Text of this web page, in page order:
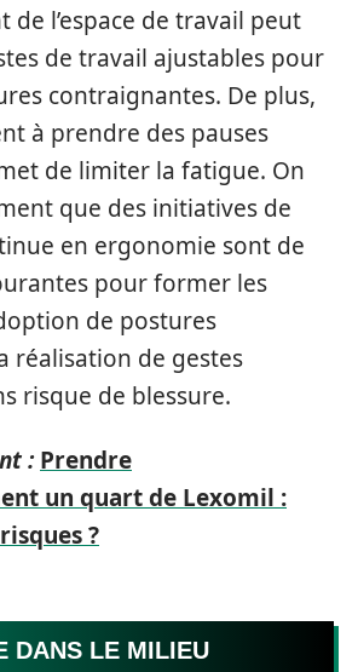
de l’espace de travail peut
de travail ajustables pour
contraignantes. De plus,
à prendre des pauses
de limiter la fatigue. On
que des initiatives de
en ergonomie sont de
pour former les
de postures
réalisation de gestes
risque de blessure.
: Prendre
un quart de Lexomil :
?
DANS LE MILIEU